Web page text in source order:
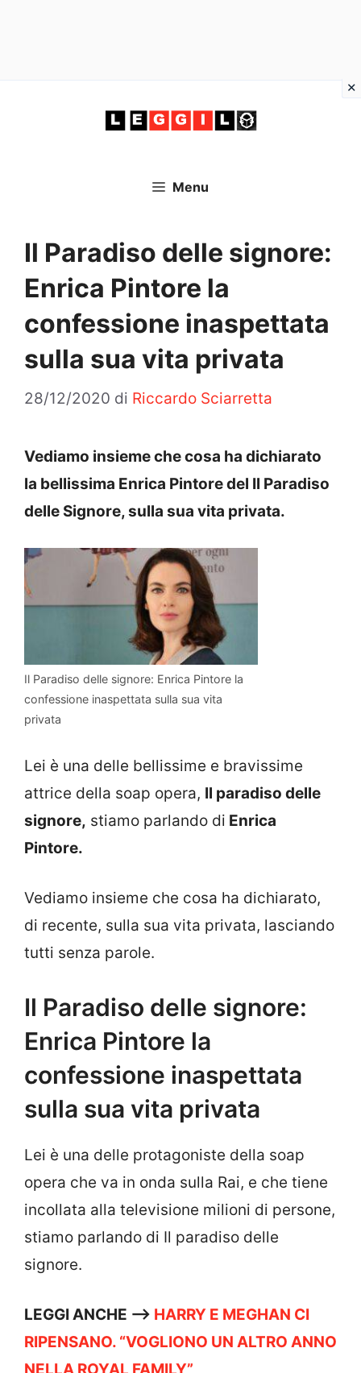
Menu
Il Paradiso delle signore:
Enrica Pintore la
confessione inaspettata
sulla sua vita privata
28/12/2020 di Riccardo Sciarretta
Vediamo insieme che cosa ha dichiarato
la bellissima Enrica Pintore del Il Paradiso
delle Signore, sulla sua vita privata.
Il Paradiso delle signore: Enrica Pintore la
confessione inaspettata sulla sua vita
privata
Lei è una delle bellissime e bravissime
attrice della soap opera, Il paradiso delle
signore, stiamo parlando di Enrica
Pintore.
Vediamo insieme che cosa ha dichiarato,
di recente, sulla sua vita privata, lasciando
tutti senza parole.
Il Paradiso delle signore:
Enrica Pintore la
confessione inaspettata
sulla sua vita privata
Lei è una delle protagoniste della soap
opera che va in onda sulla Rai, e che tiene
incollata alla televisione milioni di persone,
stiamo parlando di Il paradiso delle
signore.
LEGGI ANCHE —> HARRY E MEGHAN CI
RIPENSANO. “VOGLIONO UN ALTRO ANNO